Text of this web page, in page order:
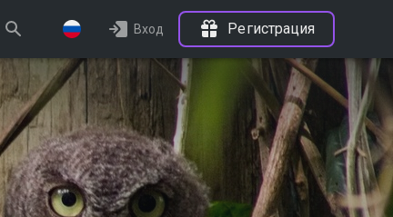
Вход Регистрация